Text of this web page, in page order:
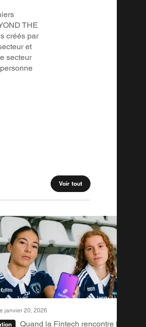
THE
créés par
et
secteur
Voir tout
janvier 20, 2026
Quand la Fintech rencontre le